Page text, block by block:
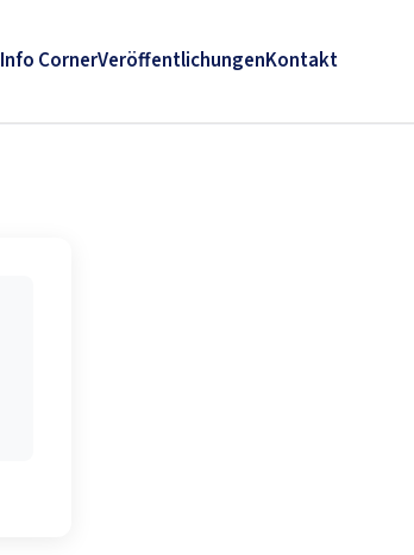
Info CornerVeröffentlichungenKontakt